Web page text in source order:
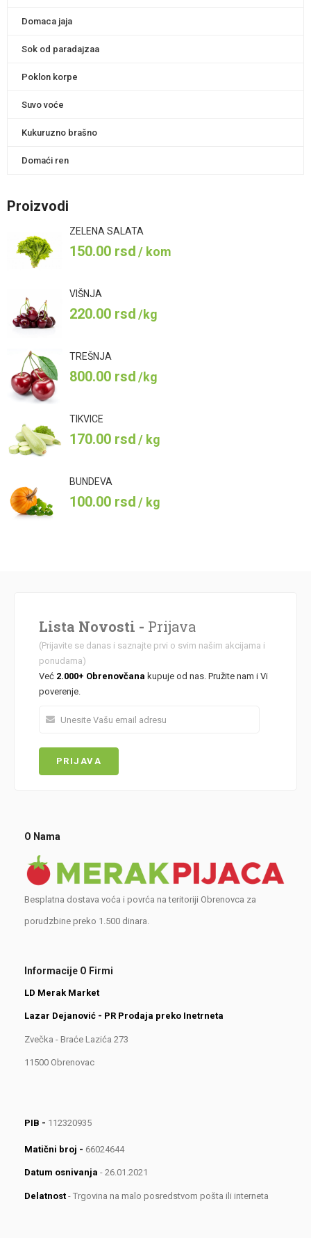
Domaca jaja
Sok od paradajzaa
Poklon korpe
Suvo voće
Kukuruzno brašno
Domaći ren
Proizvodi
ZELENA SALATA
150.00 rsd/ kom
VIŠNJA
220.00 rsd/kg
TREŠNJA
800.00 rsd/kg
TIKVICE
170.00 rsd/ kg
BUNDEVA
100.00 rsd/ kg
Lista Novosti - Prijava
(Prijavite se danas i saznajte prvi o svim našim akcijama i
ponudama)
Već 2.000+ Obrenovčana kupuje od nas. Pružite nam i Vi
poverenje.
O Nama
Besplatna dostava voća i povrća na teritoriji Obrenovca za
porudzbine preko 1.500 dinara.
Informacije O Firmi
LD Merak Market
Lazar Dejanović - PR Prodaja preko Inetrneta
Zvečka - Braće Lazića 273
11500 Obrenovac
PIB - 112320935
Matični broj - 66024644
Datum osnivanja - 26.01.2021
Delatnost - Trgovina na malo posredstvom pošta ili interneta